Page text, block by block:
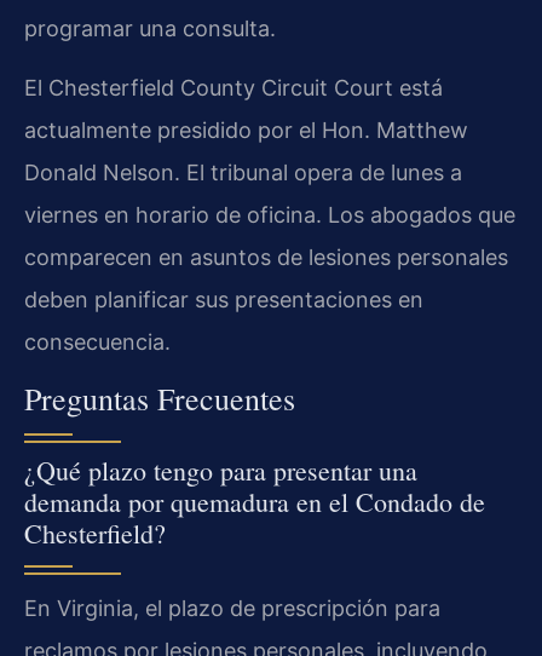
programar una consulta.
El Chesterfield County Circuit Court está
actualmente presidido por el Hon. Matthew
Donald Nelson. El tribunal opera de lunes a
viernes en horario de oficina. Los abogados que
comparecen en asuntos de lesiones personales
deben planificar sus presentaciones en
consecuencia.
Preguntas Frecuentes
¿Qué plazo tengo para presentar una
demanda por quemadura en el Condado de
Chesterfield?
En Virginia, el plazo de prescripción para